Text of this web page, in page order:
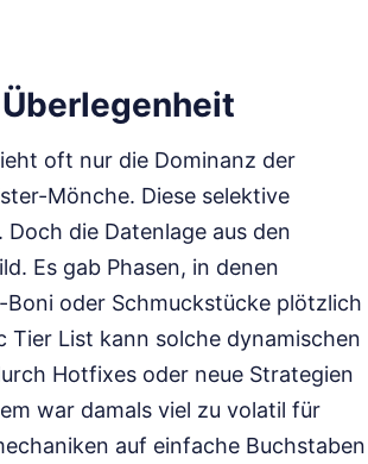
oft nur die Dominanz der
Mönche. Diese selektive
die Datenlage aus den
Es gab Phasen, in denen
oder Schmuckstücke plötzlich
Tier List kann solche dynamischen
Hotfixes oder neue Strategien
war damals viel zu volatil für
auf einfache Buchstaben